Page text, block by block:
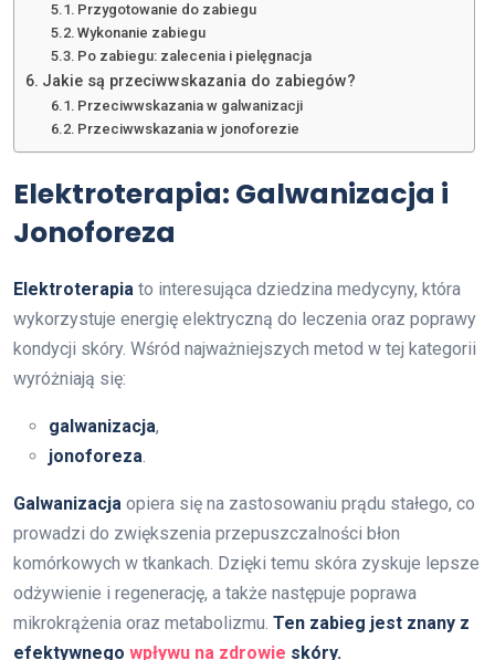
Przygotowanie do zabiegu
Wykonanie zabiegu
Po zabiegu: zalecenia i pielęgnacja
Jakie są przeciwwskazania do zabiegów?
Przeciwwskazania w galwanizacji
Przeciwwskazania w jonoforezie
Elektroterapia: Galwanizacja i
Jonoforeza
Elektroterapia to interesująca dziedzina medycyny, która
wykorzystuje energię elektryczną do leczenia oraz poprawy
kondycji skóry. Wśród najważniejszych metod w tej kategorii
wyróżniają się:
galwanizacja,
jonoforeza.
Galwanizacja opiera się na zastosowaniu prądu stałego, co
prowadzi do zwiększenia przepuszczalności błon
komórkowych w tkankach. Dzięki temu skóra zyskuje lepsze
odżywienie i regenerację, a także następuje poprawa
mikrokrążenia oraz metabolizmu. Ten zabieg jest znany z
efektywnego wpływu na zdrowie skóry.